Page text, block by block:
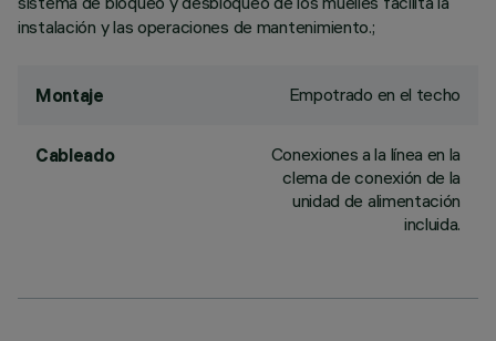
instalación y las operaciones de mantenimiento.;
Montaje Empotrado en el techo
Cableado
Conexiones a la línea en la
clema de conexión de la
unidad de alimentación
incluida.